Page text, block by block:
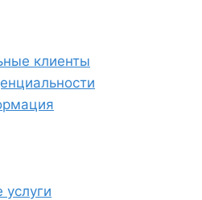
клиенты
услуги